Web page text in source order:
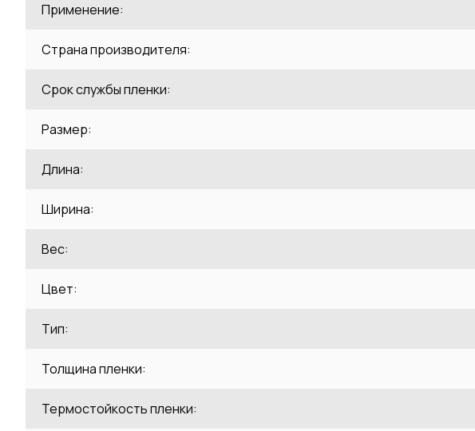
Применение:
Страна производителя:
Срок службы пленки:
Размер:
Длина:
Ширина:
Вес:
Цвет:
Тип:
Толщина пленки:
Термостойкость пленки: